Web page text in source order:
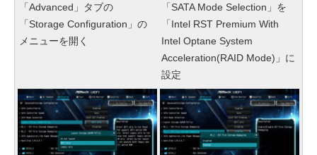
「Advanced」タブの
「Storage Configuration」の
メニューを開く
「SATA Mode Selection」を
「Intel RST Premium With
Intel Optane System
Acceleration(RAID Mode)」に
設定